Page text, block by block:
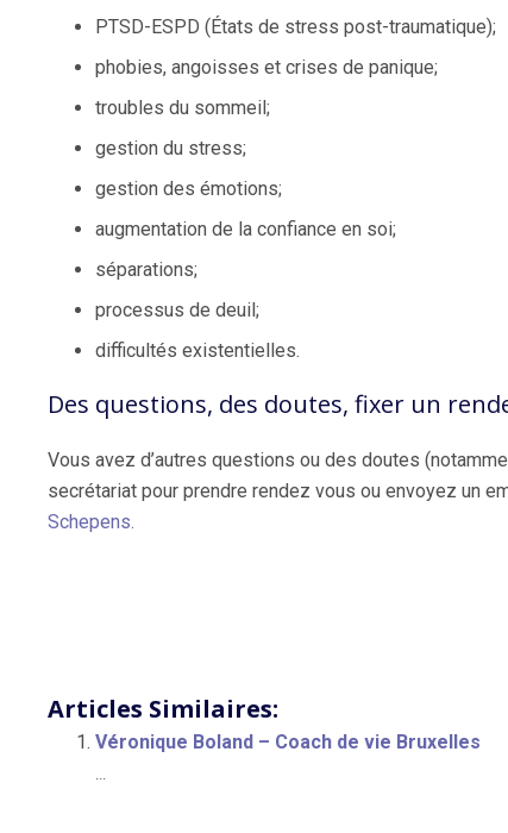
PTSD-ESPD (États de stress post-traumatique);
phobies, angoisses et crises de panique;
troubles du sommeil;
gestion du stress;
gestion des émotions;
augmentation de la confiance en soi;
séparations;
processus de deuil;
difficultés existentielles.
Des questions, des doutes, fixer un
Vous avez d’autres questions ou des doutes
secrétariat pour prendre rendez vous ou envoyez un
Schepens.
Articles Similaires:
Véronique Boland – Coach de vie Bruxelles
...